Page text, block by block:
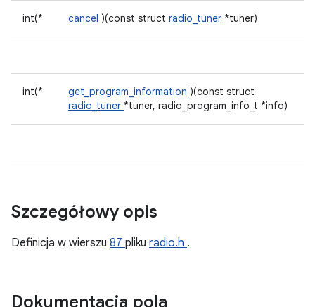
int(* cancel )(const struct radio_tuner *tuner)
int(* get_program_information )(const struct
radio_tuner *tuner, radio_program_info_t *info)
Szczegółowy opis
Definicja w wierszu 87 pliku radio.h .
Dokumentacja pola